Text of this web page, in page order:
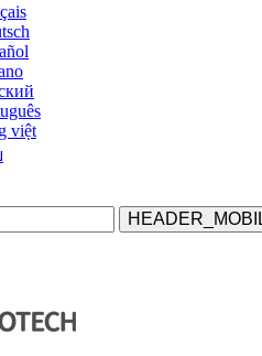
việt